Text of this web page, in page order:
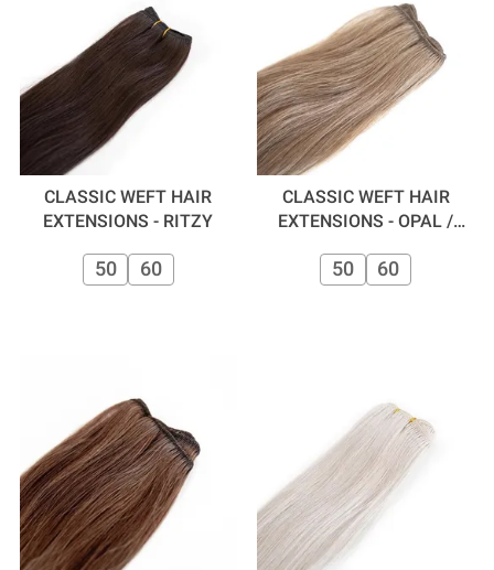
CLASSIC WEFT HAIR
EXTENSIONS - RITZY
50 60
CLASSIC WEFT HAIR
EXTENSIONS - OPAL /
50 60